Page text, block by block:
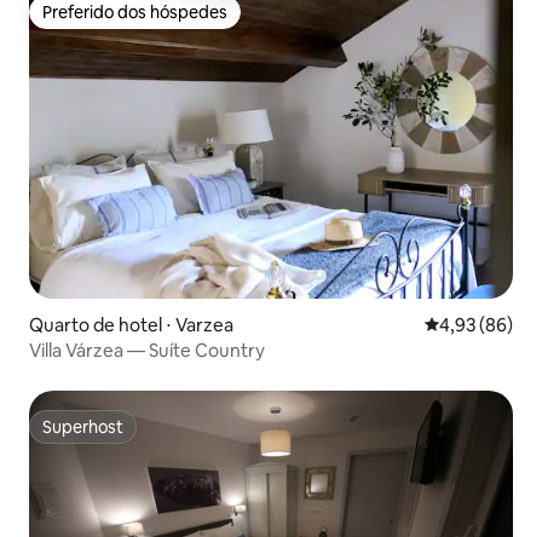
Preferido dos hóspedes
Preferido dos hóspedes
Quarto de hotel ⋅ Varzea 4,93 de uma
4,93 (86)
Villa Várzea — Suíte Country
Superhost
Superhost